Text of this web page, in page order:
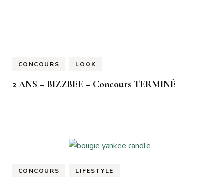
CONCOURS LOOK
2 ANS – BIZZBEE – Concours TERMINÉ
CONCOURS LIFESTYLE